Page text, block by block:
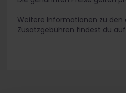
Weitere Informationen zu
Zusatzgebühren findest du auf